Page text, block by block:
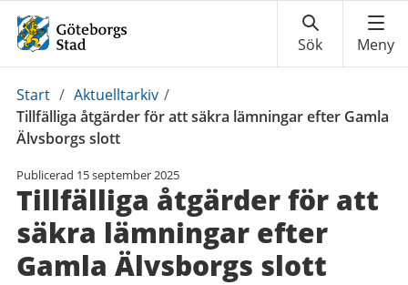
Du
är
här:
Start / Aktuelltarkiv /
Tillfälliga åtgärder för att säkra lämningar efter Gamla
Älvsborgs slott
Publicerad 15 september 2025
Tillfälliga åtgärder för att
säkra lämningar efter
Gamla Älvsborgs slott